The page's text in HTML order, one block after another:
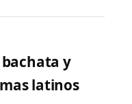
bachata y
latinos